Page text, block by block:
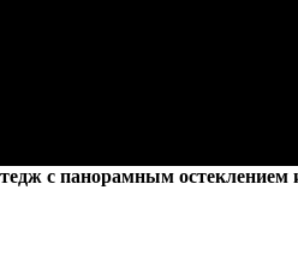
с панорамным остеклением